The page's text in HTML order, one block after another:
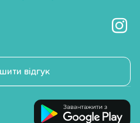
відгук